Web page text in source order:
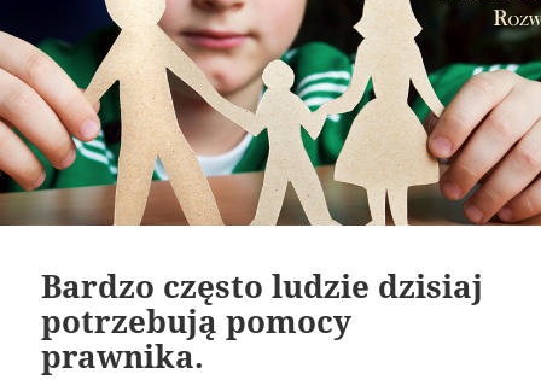
Bardzo często ludzie dzisiaj
potrzebują pomocy
prawnika.